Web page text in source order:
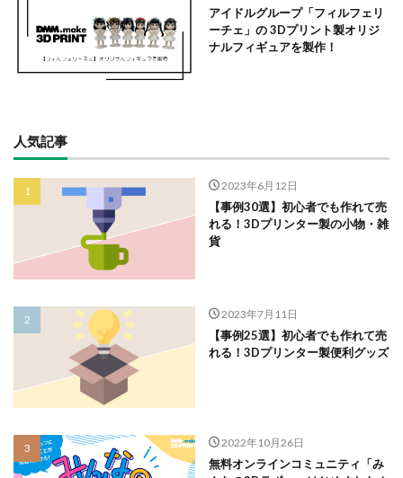
アイドルグループ「フィルフェリ
ーチェ」の 3Dプリント製オリジ
ナルフィギュアを製作！
人気記事
2023年6月12日
【事例30選】初心者でも作れて売
れる！3Dプリンター製の小物・雑
貨
2023年7月11日
【事例25選】初心者でも作れて売
れる！3Dプリンター製便利グッズ
2022年10月26日
無料オンラインコミュニティ「み